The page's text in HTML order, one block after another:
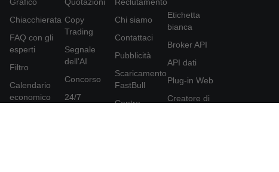
Chiacchierata
FAQ con gli
esperti
Filtro
Calendario
economico
Copy
Trading
Segnale
dell'AI
Concorso
24/7
Chi siamo
Contattaci
Pubblicità
Scaricamento
FastBull
Centro
Etichetta
bianca
Broker API
API dati
Plug-in Web
Creatore di